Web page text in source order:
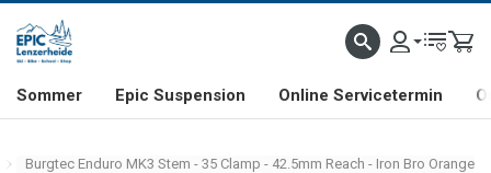
& FREERIDE-SPEZIALIST SCHWEIZER FIRMA SHOP & SHOWROOM IN
Sommer Epic Suspension Online Servicetermin
Burgtec Enduro MK3 Stem - 35 Clamp - 42.5mm Reach - Iron Bro Orange